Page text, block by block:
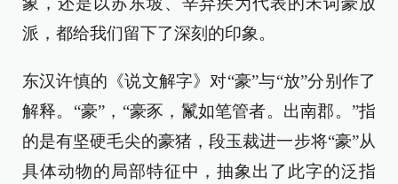
派，都给我们留下了深刻的印象。
东汉许慎的《说文解字》对“豪”与“放”分别作了
解释。“豪”，“豪豕，鬣如笔管者。出南郡。”指
的是有坚硬毛尖的豪猪，段玉裁进一步将“豪”从
具体动物的局部特征中，抽象出了此字的泛指